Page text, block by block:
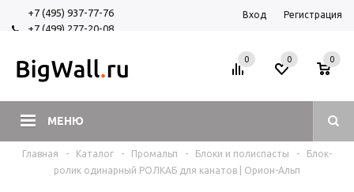
+7 (495) 937-77-76
+7 (499) 277-20-08
Вход Регистрация
МЕНЮ
0 0
0
Главная - Каталог - Промальп - Блоки и полиспасты -
Блок-
ролик одинарный РОЛКАБ для канатов | Орион-Альп